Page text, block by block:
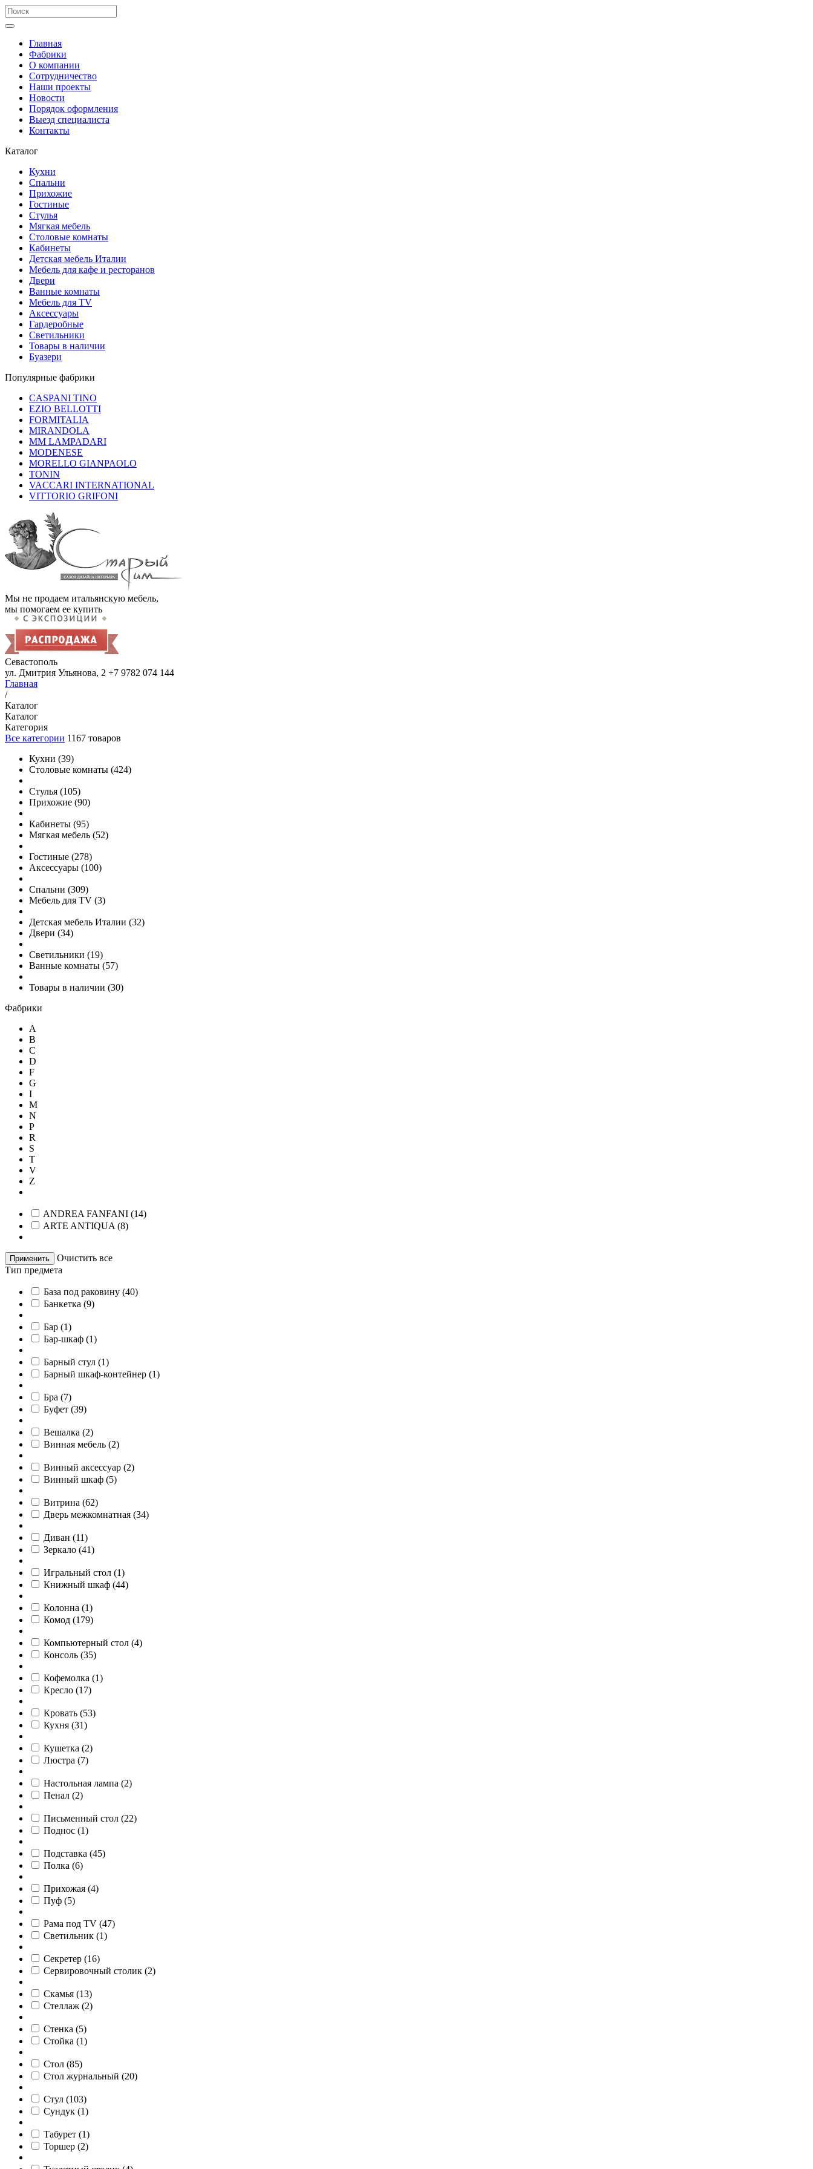
Главная
Фабрики
О компании
Сотрудничество
Наши проекты
Новости
Порядок оформления
Выезд специалиста
Контакты
Каталог
Кухни
Спальни
Прихожие
Гостиные
Стулья
Мягкая мебель
Столовые комнаты
Кабинеты
Детская мебель Италии
Мебель для кафе и ресторанов
Двери
Ванные комнаты
Мебель для TV
Аксессуары
Гардеробные
Светильники
Товары в наличии
Буазери
Популярные фабрики
CASPANI TINO
EZIO BELLOTTI
FORMITALIA
MIRANDOLA
MM LAMPADARI
MODENESE
MORELLO GIANPAOLO
TONIN
VACCARI INTERNATIONAL
VITTORIO GRIFONI
Мы не продаем итальянскую мебель,
мы помогаем ее купить
Севастополь
ул. Дмитрия Ульянова, 2 +7 9782 074 144
Главная
/
Каталог
Каталог
Категория
Все категории 1167 товаров
Кухни (39)
Столовые комнаты (424)
Стулья (105)
Прихожие (90)
Кабинеты (95)
Мягкая мебель (52)
Гостиные (278)
Аксессуары (100)
Спальни (309)
Мебель для TV (3)
Детская мебель Италии (32)
Двери (34)
Светильники (19)
Ванные комнаты (57)
Товары в наличии (30)
Фабрики
A
B
C
D
F
G
I
M
N
P
R
S
T
V
Z
ANDREA FANFANI (14)
ARTE ANTIQUA (8)
Применить
Очистить все
Тип предмета
База под раковину (40)
Банкетка (9)
Бар (1)
Бар-шкаф (1)
Барный стул (1)
Барный шкаф-контейнер (1)
Бра (7)
Буфет (39)
Вешалка (2)
Винная мебель (2)
Винный аксессуар (2)
Винный шкаф (5)
Витрина (62)
Дверь межкомнатная (34)
Диван (11)
Зеркало (41)
Игральный стол (1)
Книжный шкаф (44)
Колонна (1)
Комод (179)
Компьютерный стол (4)
Консоль (35)
Кофемолка (1)
Кресло (17)
Кровать (53)
Кухня (31)
Кушетка (2)
Люстра (7)
Настольная лампа (2)
Пенал (2)
Письменный стол (22)
Поднос (1)
Подставка (45)
Полка (6)
Прихожая (4)
Пуф (5)
Рама под TV (47)
Светильник (1)
Секретер (16)
Сервировочный столик (2)
Скамья (13)
Стеллаж (2)
Стенка (5)
Стойка (1)
Стол (85)
Стол журнальный (20)
Стул (103)
Сундук (1)
Табурет (1)
Торшер (2)